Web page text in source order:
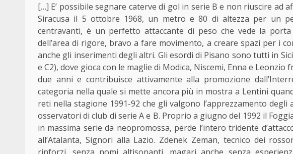
[…] E’ possibile segnare caterve di gol in serie B e non riuscire ad
Siracusa il 5 ottobre 1968, un metro e 80 di altezza per un
centravanti, è un perfetto attaccante di peso che vede la
dell’area di rigore, bravo a fare movimento, a creare spazi per i
anche gli inserimenti degli altri. Gli esordi di Pisano sono tutti in
e C2), dove gioca con le maglie di Modica, Niscemi, Enna e Leonzio
due anni e contribuisce attivamente alla promozione
categoria nella quale si mette ancora più in mostra a Lentini
reti nella stagione 1991-92 che gli valgono l’apprezzamento
osservatori di club di serie A e B. Proprio a giugno del 1992 il
in massima serie da neopromossa, perde l’intero tridente
all’Atalanta, Signori alla Lazio. Zdenek Zeman, tecnico dei